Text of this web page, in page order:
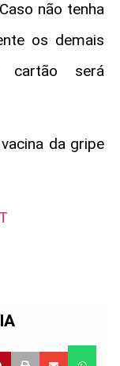
não tenha
os demais
cartão será
da gripe